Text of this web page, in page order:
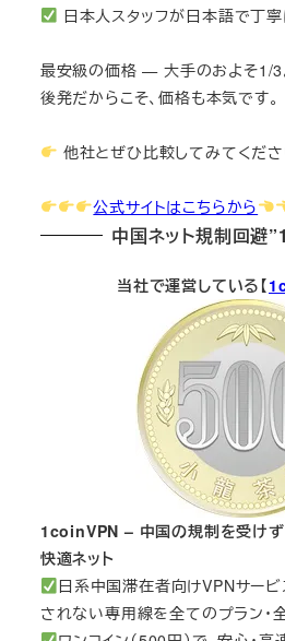
日本人スタッフが日本語で丁寧
最安級の価格 — 大手のおよそ1/3
後発だからこそ、価格も本気です。
他社とぜひ比較してみてくださ
公式サイトはこちらから
中国ネット規制回避
当社で運営している【
1coinVPN – 中国の規制を受けず
快適ネット
日系中国滞在者向けVPNサービ
されない専用線を全てのプラン・